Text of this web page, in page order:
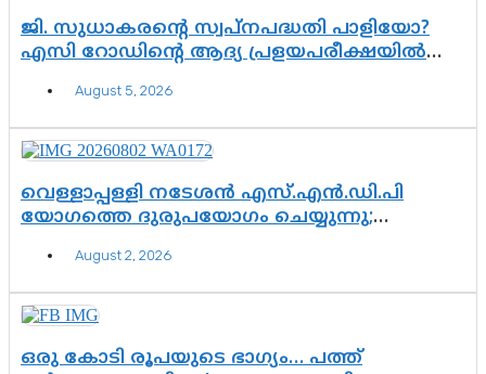
ജി. സുധാകരന്റെ സ്വപ്നപദ്ധതി പാളിയോ?
എസി റോഡിന്റെ ആദ്യ പ്രളയപരീക്ഷയിൽ
August 5, 2026
വെള്ളാപ്പള്ളി നടേശൻ എസ്.എൻ.ഡി.പി
യോഗത്തെ ദുരുപയോഗം ചെയ്യുന്നു;
വിഷവിത്ത്: ഗോകുലം ഗോപാലൻ
August 2, 2026
ഒരു കോടി രൂപയുടെ ഭാഗ്യം… പത്ത്